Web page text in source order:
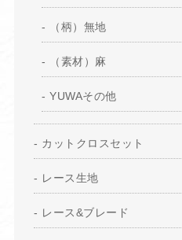
（柄）無地
（素材）麻
YUWAその他
カットクロスセット
レース生地
レース&ブレード